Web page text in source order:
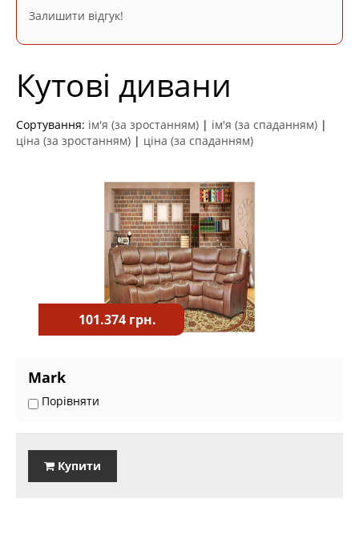
Залишити відгук!
Кутові дивани
Сортування: ім'я (за зростанням) | ім'я (за спаданням) |
ціна (за зростанням) | ціна (за спаданням)
101.374 грн.
Mark
Порівняти
Купити